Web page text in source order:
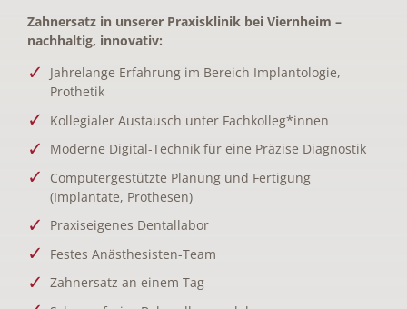
Zahnersatz in unserer Praxisklinik bei Viernheim –
nachhaltig, innovativ:
Jahrelange Erfahrung im Bereich Implantologie,
Prothetik
Kollegialer Austausch unter Fachkolleg*innen
Moderne Digital-Technik für eine Präzise Diagnostik
Computergestützte Planung und Fertigung
(Implantate, Prothesen)
Praxiseigenes Dentallabor
Festes Anästhesisten-Team
Zahnersatz an einem Tag